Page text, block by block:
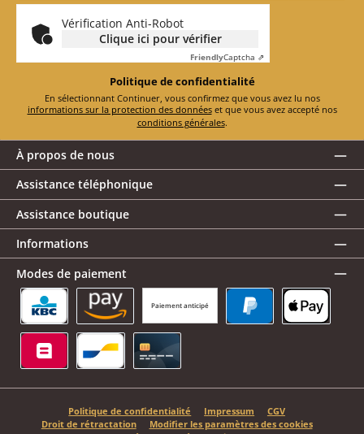
*
Vérification Anti-Robot
Clique ici pour vérifier
FriendlyCaptcha ⇗
Politique de confidentialité
En sélectionnant Continuer, vous confirmez que vous avez lu nos
informations sur la protection des données
et que vous avez accepté nos
conditions générales.
À propos de nous
Assistance téléphonique
Assistance boutique
Informations
Modes de paiement
Paiement anticipé
KBC/CBC Payment Button
Amazon Pay
Politique de confidentialité Impressum
CGV
Droit de rétractation
Modifier les paramètres des cookies